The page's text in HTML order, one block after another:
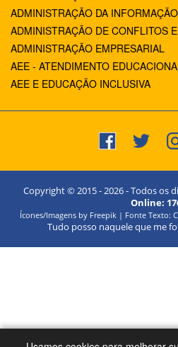
ADMINISTRAÇÃO DA INFORMAÇÃO
ADMINISTRAÇÃO DE CONFLITOS
ADMINISTRAÇÃO EMPRESARIAL
AEE - ATENDIMENTO
AEE E EDUCAÇÃO INCLUSIVA
Copyright © 2015 -2026- Todos os
Online:
Ícones/Imagens by Freepik | Fonte Texto:
Tudo posso naquele que me